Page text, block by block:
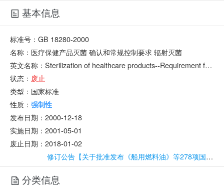
基本信息
标准号： GB 18280-2000
名称： 医疗保健产品灭菌 确认和常规控制要求 辐射灭菌
英文名称： Sterilization of healthcare products--Requirement for validation and routine control--Radiation sterilization
状态： 废止
类型： 国家标准
性质： 强制性
发布日期： 2000-12-18
实施日期： 2001-05-01
废止日期： 2018-01-02
修订公告【关于批准发布《船用燃料油》等278项国家标准的公告】
分类信息